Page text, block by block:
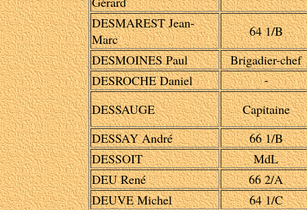
DESMAREST Jean-
Marc
64 1/B
DESMOINES Paul
Brigadier-chef
DESROCHE Daniel
-
DESSAUGE
Capitaine
DESSAY André
66 1/B
DESSOIT
MdL
DEU René
66 2/A
DEUVE Michel
64 1/C